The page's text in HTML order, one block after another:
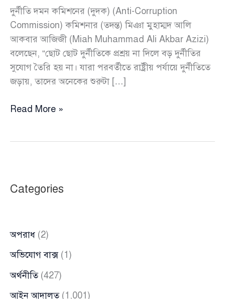
দুর্নীতি দমন কমিশনের (দুদক) (Anti-Corruption
Commission) কমিশনার (তদন্ত) মিঞা মুহাম্মদ আলি
আকবার আজিজী (Miah Muhammad Ali Akbar Azizi)
বলেছেন, “ছোট ছোট দুর্নীতিকে প্রশ্রয় না দিলে বড় দুর্নীতির
সুযোগ তৈরি হয় না। যারা পরবর্তীতে রাষ্ট্রীয় পর্যায়ে দুর্নীতিতে
জড়ায়, তাদের অনেকের শুরুটা […]
জনগণের
তাদের
:
দুদক
Read More »
Categories
অপরাধ (2)
অভিযোগ বাক্স(1)
অর্থনীতি(427)
আইন আদালত(1,001)